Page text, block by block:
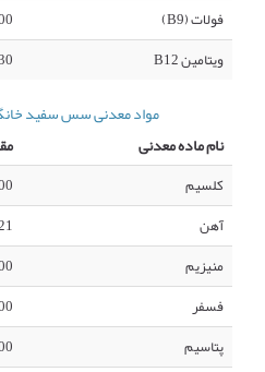
فولات (B9)
ویتامین B12
مواد معدنی سس سفید
نام ماده معدنی
کلسیم
آهن
منیزیم
فسفر
پتاسیم